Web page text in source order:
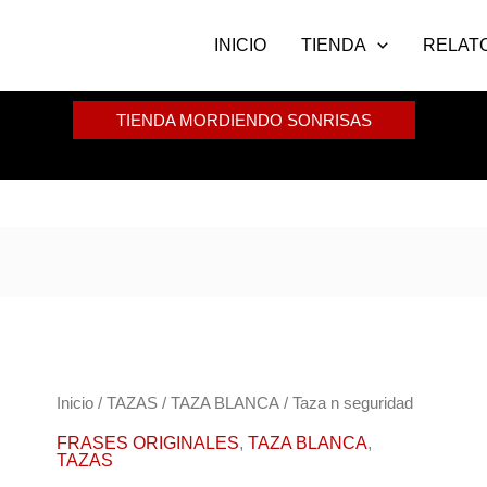
INICIO TIENDA
TIENDA MORDIENDO SONRISAS
Inicio/ TAZAS/ TAZA BLANCA/ Taza n seguridad
FRASES ORIGINALES, TAZA BLANCA,
TAZAS
Taza
n
seguridad